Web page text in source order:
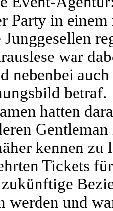
Party in einem
Junggesellen
war
nebenbei
betraf.
hatten
kennen zu
Tickets
werden und